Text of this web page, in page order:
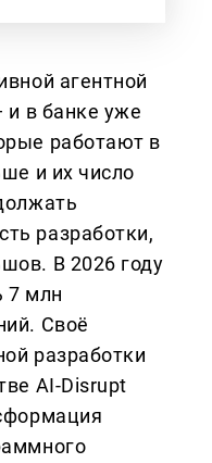
агентной
и в банке уже
работают в
и их число
разработки,
В 2026 году
7 млн
Своё
разработки
AI-Disrupt